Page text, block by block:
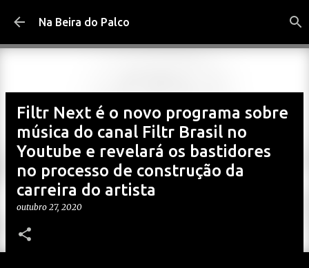
Pular para o conteúdo principal
Na Beira do Palco
Filtr Next é o novo programa sobre
música do canal Filtr Brasil no
Youtube e revelará os bastidores
no processo de construção da
carreira do artista
outubro 27, 2020